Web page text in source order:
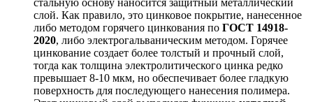
слой. Как правило, это цинковое покрытие, нанесенное
либо методом горячего цинкования по ГОСТ 14918-
2020, либо электрогальваническим методом. Горячее
цинкование создает более толстый и прочный слой,
тогда как толщина электролитического цинка редко
превышает 8-10 мкм, но обеспечивает более гладкую
поверхность для последующего нанесения полимера.